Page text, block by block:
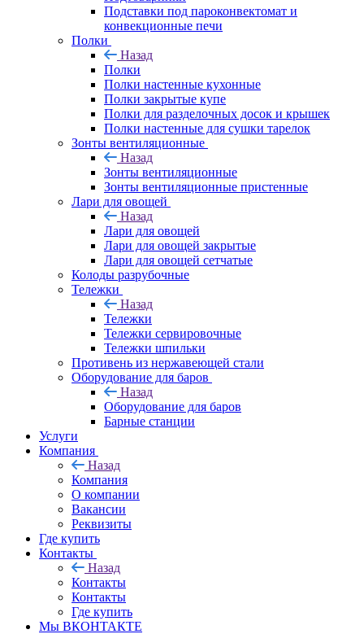
Подставки под пароконвектомат и
конвекционные печи
Полки
Назад
Полки
Полки настенные кухонные
Полки закрытые купе
Полки для разделочных досок и крышек
Полки настенные для сушки тарелок
Зонты вентиляционные
Назад
Зонты вентиляционные
Зонты вентиляционные пристенные
Лари для овощей
Назад
Лари для овощей
Лари для овощей закрытые
Лари для овощей сетчатые
Колоды разрубочные
Тележки
Назад
Тележки
Тележки сервировочные
Тележки шпильки
Противень из нержавеющей стали
Оборудование для баров
Назад
Оборудование для баров
Барные станции
Услуги
Компания
Назад
Компания
О компании
Вакансии
Реквизиты
Где купить
Контакты
Назад
Контакты
Контакты
Где купить
Мы ВКОНТАКТЕ